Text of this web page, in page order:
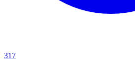
317